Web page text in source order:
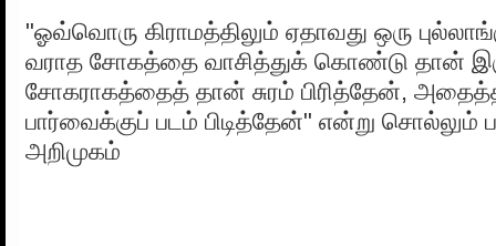
"ஓவ்வொரு கிராமத்திலும் ஏதாவது ஒரு
வராத சோகத்தை வாசித்துக் கொண்டு தான்
சோகராகத்தைத் தான் சுரம் பிரித்தேன்,
பார்வைக்குப் படம் பிடித்தேன்" என்று சொல்லும்
அறிமுகம்